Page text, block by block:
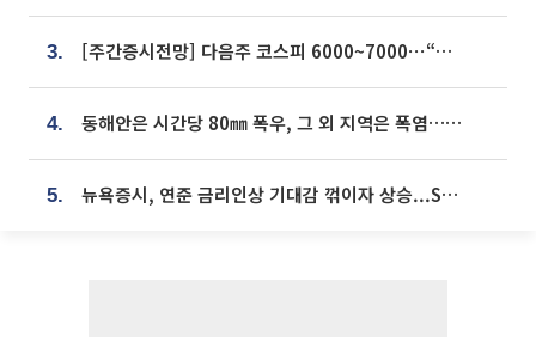
3. [주간증시전망] 다음주 코스피 6000~7000⋯“外人 수급은 정책이 변수”
4. 동해안은 시간당 80㎜ 폭우, 그 외 지역은 폭염…‘극과 극 날씨’
5. 뉴욕증시, 연준 금리인상 기대감 꺾이자 상승...S&P500 사상 최고치 [종합]